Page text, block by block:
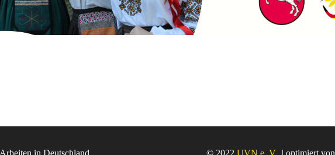
Arbeiten in Deutschland © 2022 UVN e. V. | optimiert von